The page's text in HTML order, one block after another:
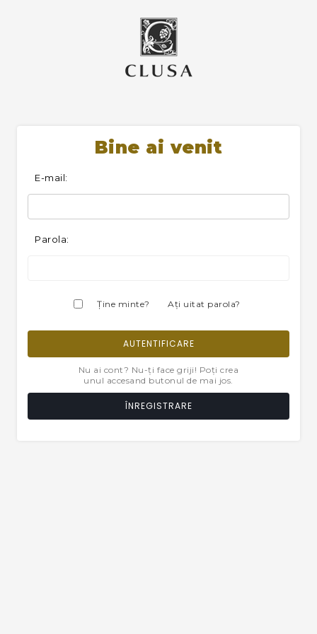
Bine ai venit
E-mail:
Parola:
Ţine minte? Aţi uitat parola?
AUTENTIFICARE
Nu ai cont? Nu-ți face griji! Poți crea
unul accesand butonul de mai jos.
ÎNREGISTRARE